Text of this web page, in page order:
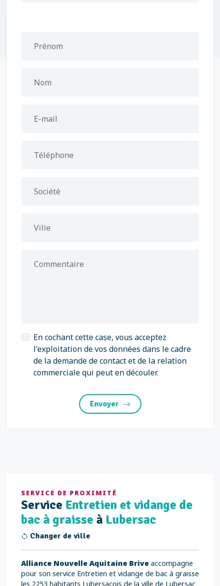
Prénom
Nom
E-mail
Téléphone
Société
Ville
Commentaire
En cochant cette case, vous acceptez
l'exploitation de vos données dans le cadre
de la demande de contact et de la relation
commerciale qui peut en découler.
Envoyer
SERVICE DE PROXIMITÉ
Service Entretien et vidange de
bac à graisse à Lubersac
Changer de ville
Alliance Nouvelle Aquitaine Brive accompagne
pour son service Entretien et vidange de bac à graisse
les 2253 habitants Lubersacois de la ville de Lubersac